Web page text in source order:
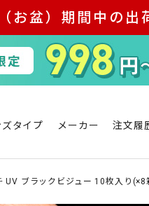
お盆）期間中の出
ズタイプ メーカー 注文履
UV ブラックビジュー 10枚入り(×8